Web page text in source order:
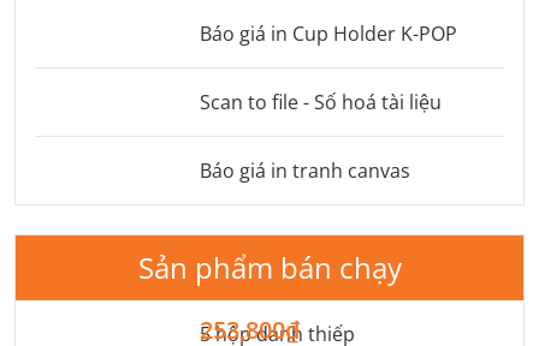
Báo giá in Cup Holder K-POP
Scan to file - Số hoá tài liệu
Báo giá in tranh canvas
Sản phẩm bán chạy
5 hộp danh thiếp
253,800₫